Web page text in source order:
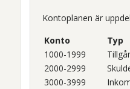
Kontoplanen är
Konto
Typ
1000-1999
2000-2999
3000-3999